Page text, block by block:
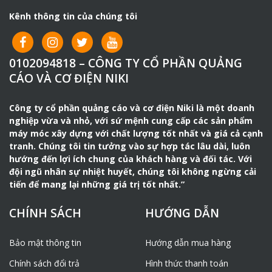
Kênh thông tin của chúng tôi
0102094818 – CÔNG TY CỔ PHẦN QUẢNG
CÁO VÀ CƠ ĐIỆN NIKI
Công ty cổ phần quảng cáo và cơ điện Niki là một doanh
nghiệp vừa và nhỏ, với sứ mệnh cung cấp các sản phẩm
máy móc xây dựng với chất lượng tốt nhất và giá cả cạnh
tranh. Chúng tôi tin tưởng vào sự hợp tác lâu dài, luôn
hướng đến lợi ích chung của khách hàng và đối tác. Với
đội ngũ nhân sự nhiệt huyết, chúng tôi không ngừng cải
tiến để mang lại những giá trị tốt nhất.”
CHÍNH SÁCH
Bảo mật thông tin
Chính sách đổi trả
HƯỚNG DẪN
Hướng dẫn mua hàng
Hình thức thanh toán